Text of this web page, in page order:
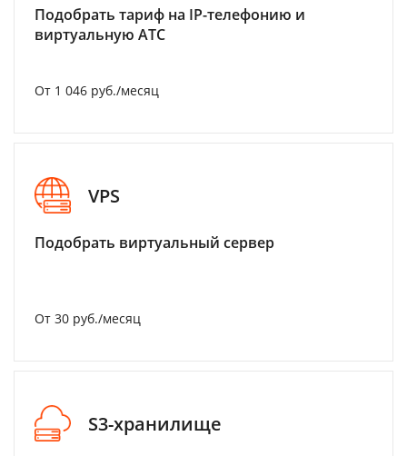
Подобрать тариф на IP-телефонию и
виртуальную АТС
От 1 046 руб./месяц
VPS
Подобрать виртуальный сервер
От 30 руб./месяц
S3-хранилище